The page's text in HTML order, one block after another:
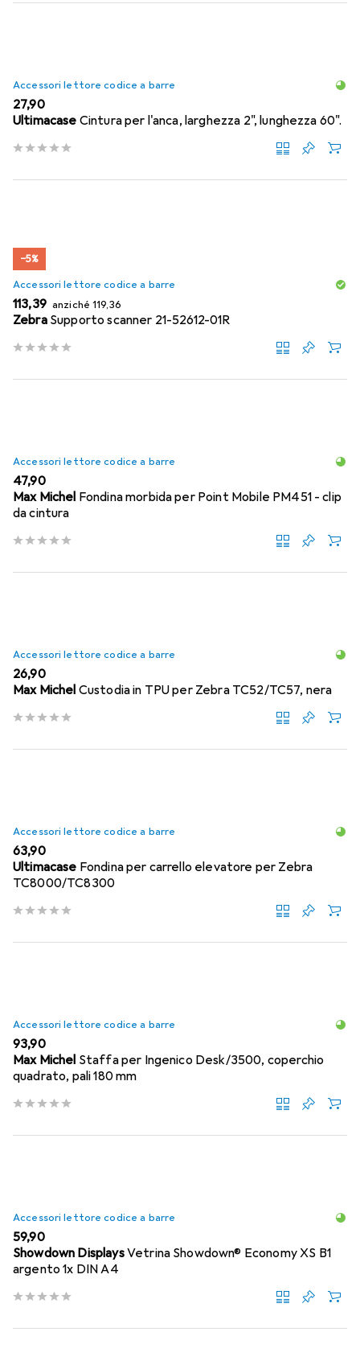
Accessori lettore codice a barre
EUR
27,90
Ultimacase Cintura per l'anca, larghezza 2", lunghezza 60".
−5%
Accessori lettore codice a barre
EUR
113,39 anzichéEUR
119,36
Zebra Supporto scanner 21-52612-01R
Accessori lettore codice a barre
EUR
47,90
Max Michel Fondina morbida per Point Mobile PM451 - clip
da cintura
Accessori lettore codice a barre
EUR
26,90
Max Michel Custodia in TPU per Zebra TC52/TC57, nera
Accessori lettore codice a barre
EUR
63,90
Ultimacase Fondina per carrello elevatore per Zebra
TC8000/TC8300
Accessori lettore codice a barre
EUR
93,90
Max Michel Staffa per Ingenico Desk/3500, coperchio
quadrato, pali 180 mm
Accessori lettore codice a barre
EUR
59,90
Showdown DisplaysVetrina Showdown® Economy XS B1
argento 1x DIN A4